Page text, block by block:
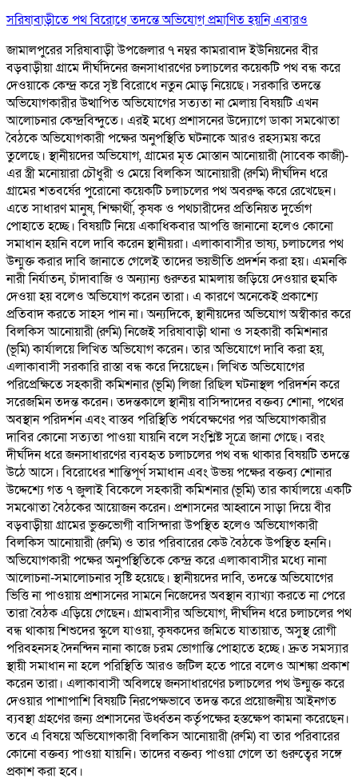
সরিষাবাড়ীতে পথ বিরোধে তদন্তে অভিযোগ প্রমাণিত হয়নি এবারও
জামালপুরের সরিষাবাড়ী উপজেলার ৭ নম্বর কামরাবাদ ইউনিয়নের বীর
বড়বাড়ীয়া গ্রামে দীর্ঘদিনের জনসাধারণের চলাচলের কয়েকটি পথ বন্ধ করে
দেওয়াকে কেন্দ্র করে সৃষ্ট বিরোধে নতুন মোড় নিয়েছে। সরকারি তদন্তে
অভিযোগকারীর উত্থাপিত অভিযোগের সত্যতা না মেলায় বিষয়টি এখন
আলোচনার কেন্দ্রবিন্দুতে। এরই মধ্যে প্রশাসনের উদ্যোগে ডাকা সমঝোতা
বৈঠকে অভিযোগকারী পক্ষের অনুপস্থিতি ঘটনাকে আরও রহস্যময় করে
তুলেছে। স্থানীয়দের অভিযোগ, গ্রামের মৃত মোস্তান আনোয়ারী (সাবেক কাজী)-
এর স্ত্রী মনোয়ারা চৌধুরী ও মেয়ে বিলকিস আনোয়ারী (রুমি) দীর্ঘদিন ধরে
গ্রামের শতবর্ষের পুরোনো কয়েকটি চলাচলের পথ অবরুদ্ধ করে রেখেছেন।
এতে সাধারণ মানুষ, শিক্ষার্থী, কৃষক ও পথচারীদের প্রতিনিয়ত দুর্ভোগ
পোহাতে হচ্ছে। বিষয়টি নিয়ে একাধিকবার আপত্তি জানানো হলেও কোনো
সমাধান হয়নি বলে দাবি করেন স্থানীয়রা। এলাকাবাসীর ভাষ্য, চলাচলের পথ
উন্মুক্ত করার দাবি জানাতে গেলেই তাদের ভয়ভীতি প্রদর্শন করা হয়। এমনকি
নারী নির্যাতন, চাঁদাবাজি ও অন্যান্য গুরুতর মামলায় জড়িয়ে দেওয়ার হুমকি
দেওয়া হয় বলেও অভিযোগ করেন তারা। এ কারণে অনেকেই প্রকাশ্যে
প্রতিবাদ করতে সাহস পান না। অন্যদিকে, স্থানীয়দের অভিযোগ অস্বীকার করে
বিলকিস আনোয়ারী (রুমি) নিজেই সরিষাবাড়ী থানা ও সহকারী কমিশনার
(ভূমি) কার্যালয়ে লিখিত অভিযোগ করেন। তার অভিযোগে দাবি করা হয়,
এলাকাবাসী সরকারি রাস্তা বন্ধ করে দিয়েছেন। লিখিত অভিযোগের
পরিপ্রেক্ষিতে সহকারী কমিশনার (ভূমি) লিজা রিছিল ঘটনাস্থল পরিদর্শন করে
সরেজমিন তদন্ত করেন। তদন্তকালে স্থানীয় বাসিন্দাদের বক্তব্য শোনা, পথের
অবস্থান পরিদর্শন এবং বাস্তব পরিস্থিতি পর্যবেক্ষণের পর অভিযোগকারীর
দাবির কোনো সত্যতা পাওয়া যায়নি বলে সংশ্লিষ্ট সূত্রে জানা গেছে। বরং
দীর্ঘদিন ধরে জনসাধারণের ব্যবহৃত চলাচলের পথ বন্ধ থাকার বিষয়টি তদন্তে
উঠে আসে। বিরোধের শান্তিপূর্ণ সমাধান এবং উভয় পক্ষের বক্তব্য শোনার
উদ্দেশ্যে গত ৭ জুলাই বিকেলে সহকারী কমিশনার (ভূমি) তার কার্যালয়ে একটি
সমঝোতা বৈঠকের আয়োজন করেন। প্রশাসনের আহ্বানে সাড়া দিয়ে বীর
বড়বাড়ীয়া গ্রামের ভুক্তভোগী বাসিন্দারা উপস্থিত হলেও অভিযোগকারী
বিলকিস আনোয়ারী (রুমি) ও তার পরিবারের কেউ বৈঠকে উপস্থিত হননি।
অভিযোগকারী পক্ষের অনুপস্থিতিকে কেন্দ্র করে এলাকাবাসীর মধ্যে নানা
আলোচনা-সমালোচনার সৃষ্টি হয়েছে। স্থানীয়দের দাবি, তদন্তে অভিযোগের
ভিত্তি না পাওয়ায় প্রশাসনের সামনে নিজেদের অবস্থান ব্যাখ্যা করতে না পেরে
তারা বৈঠক এড়িয়ে গেছেন। গ্রামবাসীর অভিযোগ, দীর্ঘদিন ধরে চলাচলের পথ
বন্ধ থাকায় শিশুদের স্কুলে যাওয়া, কৃষকদের জমিতে যাতায়াত, অসুস্থ রোগী
পরিবহনসহ দৈনন্দিন নানা কাজে চরম ভোগান্তি পোহাতে হচ্ছে। দ্রুত সমস্যার
স্থায়ী সমাধান না হলে পরিস্থিতি আরও জটিল হতে পারে বলেও আশঙ্কা প্রকাশ
করেন তারা। এলাকাবাসী অবিলম্বে জনসাধারণের চলাচলের পথ উন্মুক্ত করে
দেওয়ার পাশাপাশি বিষয়টি নিরপেক্ষভাবে তদন্ত করে প্রয়োজনীয় আইনগত
ব্যবস্থা গ্রহণের জন্য প্রশাসনের ঊর্ধ্বতন কর্তৃপক্ষের হস্তক্ষেপ কামনা করেছেন।
তবে এ বিষয়ে অভিযোগকারী বিলকিস আনোয়ারী (রুমি) বা তার পরিবারের
কোনো বক্তব্য পাওয়া যায়নি। তাদের বক্তব্য পাওয়া গেলে তা গুরুত্বের সঙ্গে
প্রকাশ করা হবে।